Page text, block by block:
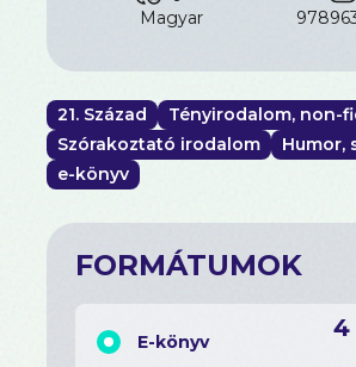
enciklopédia! Kedves
magyar
21. Század
Tényirodalom, non-
Szórakoztató irodalom
Humor,
e-könyv
FORMÁTUMOK
E-könyv 4